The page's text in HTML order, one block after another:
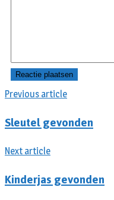
Previous article
Sleutel gevonden
Next article
Kinderjas gevonden